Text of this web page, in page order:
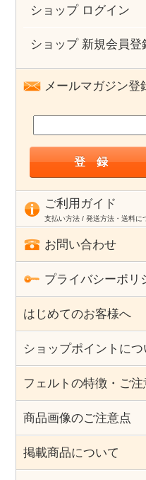
ショップ ログイン
ショップ 新規会員登
メールマガジン登
ご利用ガイド
支払い方法 / 発送方法・送料に
お問い合わせ
プライバシーポリ
はじめてのお客様へ
ショップポイントにつ
フェルトの特徴・ご注
商品画像のご注意点
掲載商品について